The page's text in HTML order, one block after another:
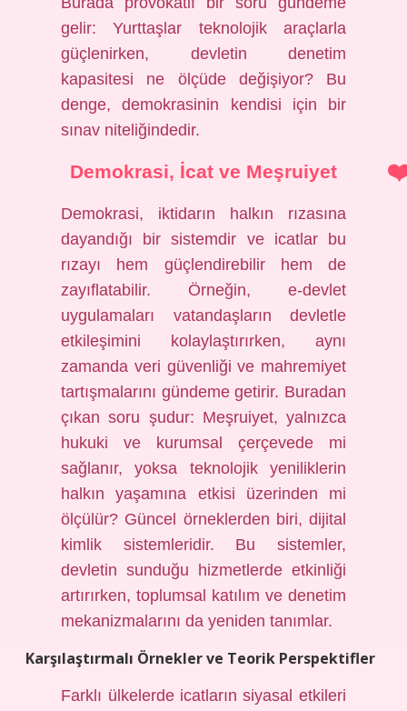
gelir: Yurttaşlar teknolojik araçlarla
güçlenirken, devletin denetim
kapasitesi ne ölçüde değişiyor? Bu
denge, demokrasinin kendisi için bir
sınav niteliğindedir.
Demokrasi, İcat ve Meşruiyet
Demokrasi, iktidarın halkın rızasına
dayandığı bir sistemdir ve icatlar bu
rızayı hem güçlendirebilir hem de
zayıflatabilir. Örneğin, e-devlet
uygulamaları vatandaşların devletle
etkileşimini kolaylaştırırken, aynı
zamanda veri güvenliği ve mahremiyet
tartışmalarını gündeme getirir. Buradan
çıkan soru şudur: Meşruiyet, yalnızca
hukuki ve kurumsal çerçevede mi
sağlanır, yoksa teknolojik yeniliklerin
halkın yaşamına etkisi üzerinden mi
ölçülür? Güncel örneklerden biri, dijital
kimlik sistemleridir. Bu sistemler,
devletin sunduğu hizmetlerde etkinliği
artırırken, toplumsal katılım ve denetim
mekanizmalarını da yeniden tanımlar.
Karşılaştırmalı Örnekler ve Teorik Perspektifler
Farklı ülkelerde icatların siyasal etkileri